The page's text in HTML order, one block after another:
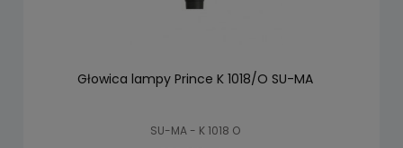
Głowica lampy Prince K 1018/O SU-MA
SU-MA - K 1018 O